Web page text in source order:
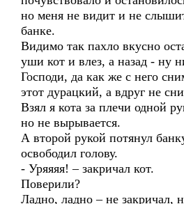
но меня не видит и не
банке.
Видимо так пахло вкусно
уши кот и влез, а назад - ну
Господи, да как же с него
этот дурацкий, а вдруг не
Взял я кота за плечи одной
но не вырывается.
А второй рукой потянул
освободил голову.
- Уряяяя! – закричал кот.
Поверили?
Ладно, ладно – не закричал,